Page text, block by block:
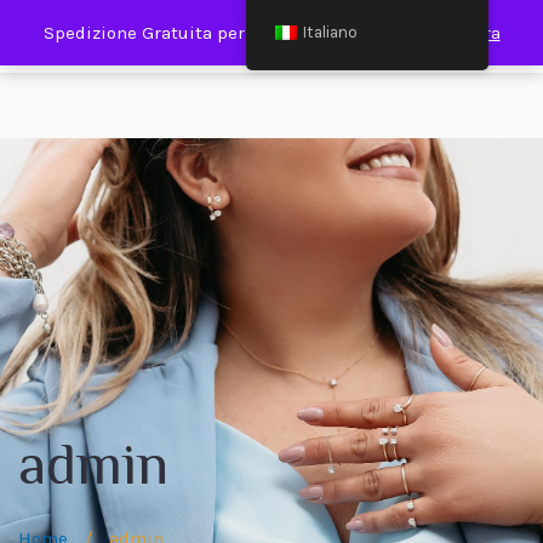
Spedizione Gratuita per Spesa Minima €120,00 Ignora
admin
Home / admin
Italiano